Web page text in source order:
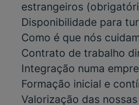
estrangeiros
Disponibilidade para
Como é que nós
Contrato de trabalho
Integração numa
Formação inicial e
Valorização das